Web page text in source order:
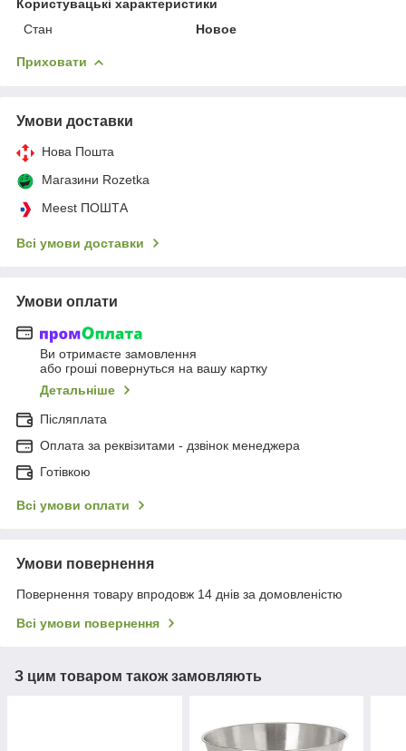
Користувацькі характеристики
Стан
Hовое
Приховати
Умови доставки
Нова Пошта
Магазини Rozetka
Meest ПОШТА
Всі умови доставки
Умови оплати
Ви отримаєте замовлення
або гроші повернуться на вашу картку
Детальніше
Післяплата
Оплата за реквізитами - дзвінок менеджера
Готівкою
Всі умови оплати
Умови повернення
Повернення товару впродовж 14 днів за домовленістю
Всі умови повернення
З цим товаром також замовляють